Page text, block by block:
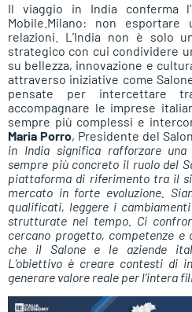
Il viaggio in India conferma
Mobile.Milano: non
relazioni. L’India non è solo
strategico con cui condividere
su bellezza, innovazione e
attraverso iniziative come
pensate per intercettare
accompagnare le imprese
sempre più complessi e
Maria Porro, Presidente del
in India significa rafforzare una
sempre più concreto il ruolo del
piattaforma di riferimento tra il
mercato in forte evoluzione.
qualificati, leggere i
strutturate nel tempo. Ci
cercano progetto, competenze
che il Salone e le aziende
L’obiettivo è creare contesti di
generare valore reale per l’intera